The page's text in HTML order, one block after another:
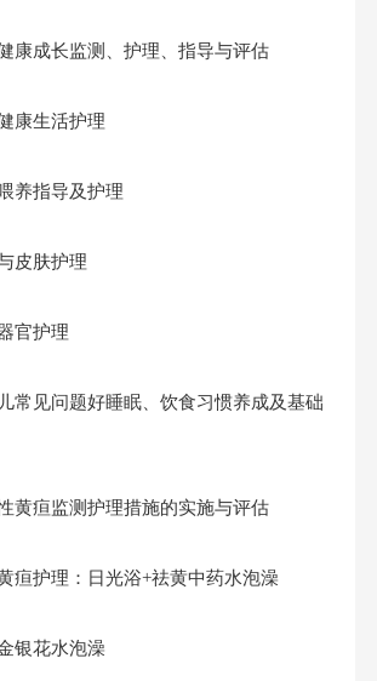
康成长监测、护理、指导与评估
康生活护理
养指导及护理
皮肤护理
官护理
常见问题好睡眠、饮食习惯养成及基础
黄疸监测护理措施的实施与评估
疸护理：日光浴+祛黄中药水泡澡
银花水泡澡